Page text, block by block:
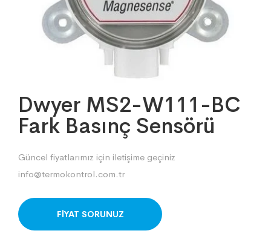
Dwyer MS2-W111-BC
Fark Basınç Sensörü
Güncel fiyatlarımız için iletişime geçiniz
info@termokontrol.com.tr
ORDER ON WHATSAPP